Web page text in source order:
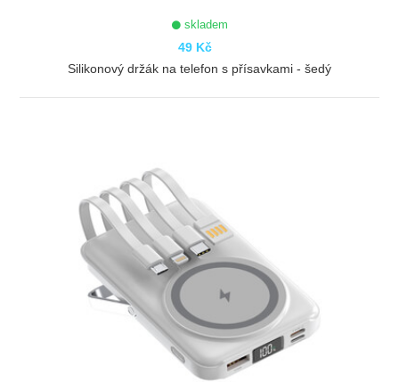
skladem
49 Kč
Silikonový držák na telefon s přísavkami - šedý